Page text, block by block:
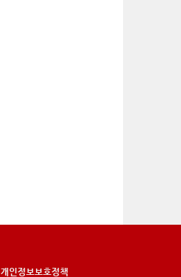
개인정보보호정책